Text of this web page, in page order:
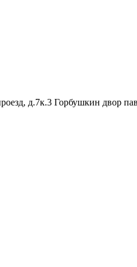
д.7к.3 Горбушкин двор